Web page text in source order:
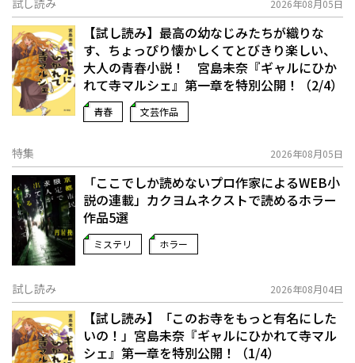
2026年08月05日
【試し読み】最高の幼なじみたちが織りな
す、ちょっぴり懐かしくてとびきり楽しい、
大人の青春小説！ 宮島未奈『ギャルにひか
れて寺マルシェ』第一章を特別公開！（2/4）
青春 文芸作品
特集 2026年08月05日
「ここでしか読めないプロ作家によるWEB小
説の連載」――カクヨムネクストで読めるホラー
作品5選
ミステリ ホラー
試し読み 2026年08月04日
【試し読み】「このお寺をもっと有名にした
いの！」宮島未奈『ギャルにひかれて寺マル
シェ』第一章を特別公開！（1/4）